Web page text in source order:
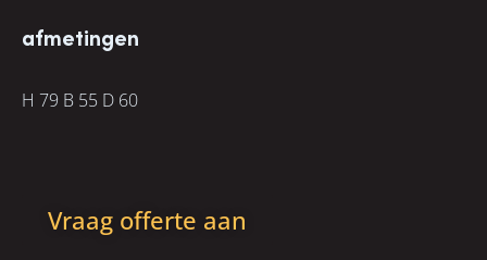
afmetingen
H 79 B 55 D 60
Vraag offerte aan